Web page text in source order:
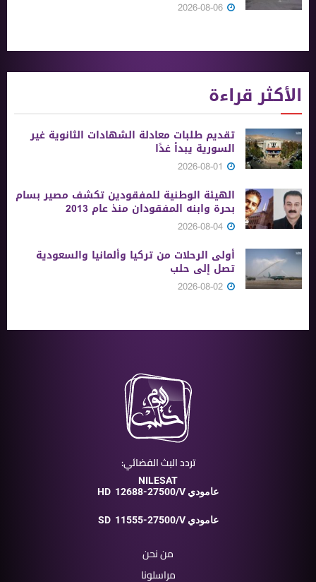
الأكثر قراءة
تقديم طلبات معادلة الشهادات الثانوية ‏غير
السورية يبدأ غدًا
الهيئة الوطنية للمفقودين تكشف مصير بسام
بحرة وابنه المفقودان منذ عام 2013
أولى الرحلات من ‏تركيا وألمانيا والسعودية
تصل إلى حلب
تردد البث الفضائي:
NILESAT
HD
12688-27500/V عامودي
SD 11555-27500/V عامودي
من نحن
مراسلونا